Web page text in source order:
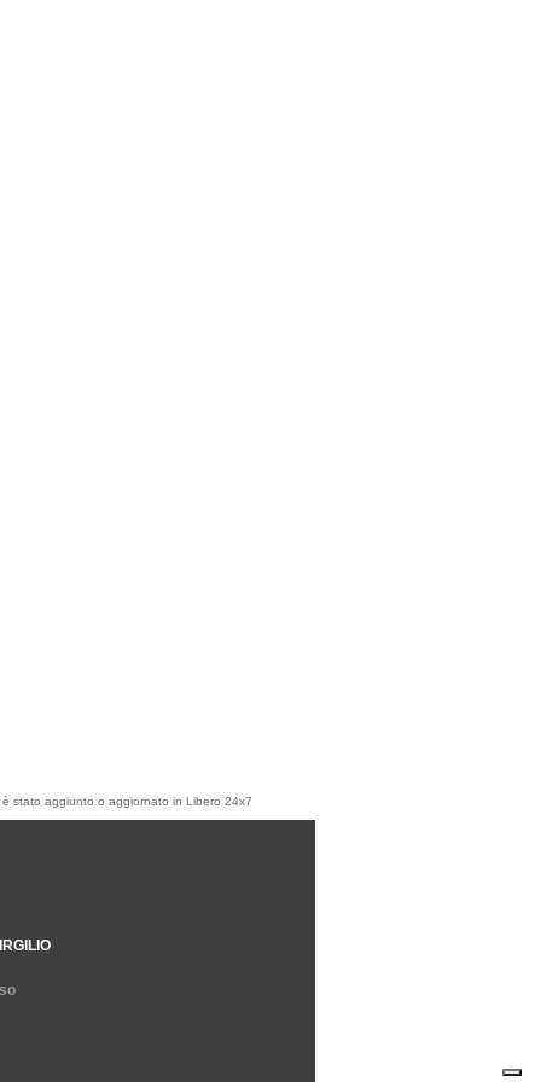
stato aggiunto o aggiornato in Libero 24x7